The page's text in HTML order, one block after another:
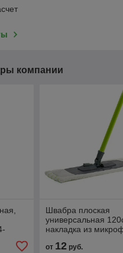
компании
Швабра плоская
универсальная
накладка из
от 12руб.